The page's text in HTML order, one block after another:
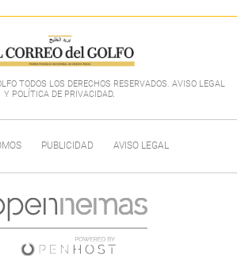
TODOS LOS DERECHOS RESERVADOS. AVISO LEGAL
Y POLÍTICA DE PRIVACIDAD.
PUBLICIDAD AVISO LEGAL